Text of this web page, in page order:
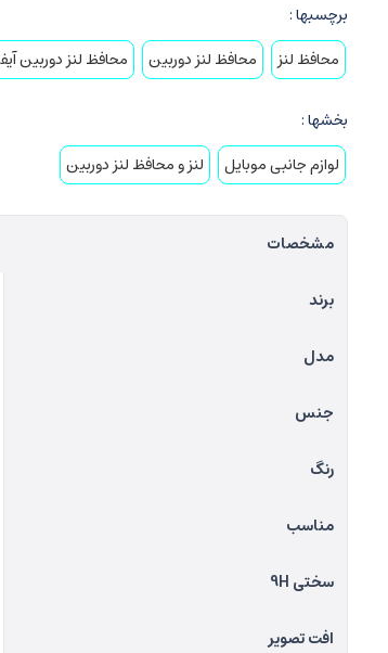
برچسبها :
محافظ لنز
محافظ لنز دوربین محافظ لنز دوربین آیفون 14 پرو و آیفون 14
بخشها :
لوازم جانبی موبایل
لنز و محافظ لنز دوربین
مشخصات
برند
مدل
جنس
رنگ
مناسب
سختی 9H
افت تصویر